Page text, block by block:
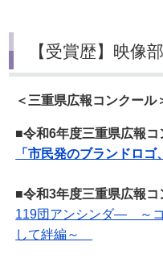
【受賞歴】映像
＜三重県広報コンクール
■令和6年度三重県広報
「市民発のブランドロゴ
■令和3年度三重県広報
119団アンシンダ― ～
して絆編～